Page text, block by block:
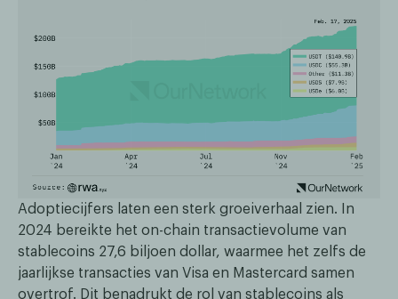
Adoptiecijfers laten een sterk groeiverhaal zien. In
2024 bereikte het on-chain transactievolume van
stablecoins 27,6 biljoen dollar, waarmee het zelfs de
jaarlijkse transacties van Visa en Mastercard samen
overtrof. Dit benadrukt de rol van stablecoins als